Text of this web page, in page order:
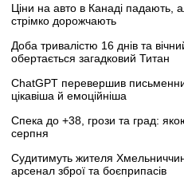
Ціни на авто в Канаді падають,
стрімко дорожчають
Доба тривалістю 16 днів та
обертається загадковий Титан
ChatGPT перевершив
цікавіша й емоційніша
Спека до +38, грози та град:
серпня
Судитимуть жителя
арсенал зброї та боєприпасів